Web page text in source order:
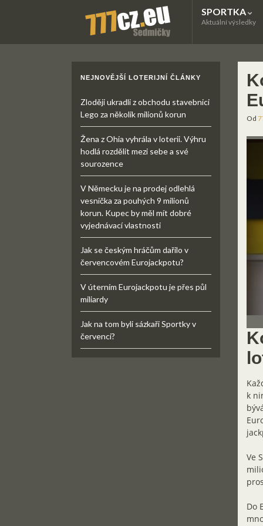
SPORTKA
Aktuální výsledky
Od
k
Ve
Do
NEJNOVĚJŠÍ LOTERIJNÍ ČLÁNKY
Zloději ukradli z obchodu stavebnici
Lego za několik milionů korun
Žena z Ohia vyhrála v loterii. Výhru
hodlá rozdělit mezi sebe a své
sourozence
V Německu je na prodej odlehlá
vesnička za pouhých 9 milionů
korun. Kupec by měl mít dobré
vyjednávací vlastnosti
Jak se českým hráčům dařilo v
červencovém Eurojackpotu?
V úterním Eurojackpotu je přes půl
miliardy
Jak na tom byli sázkaři Sportky v
červenci?